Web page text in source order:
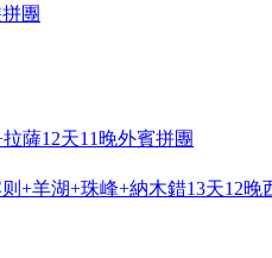
團
薩12天11晚外賓拼團
+羊湖+珠峰+納木錯13天12晚